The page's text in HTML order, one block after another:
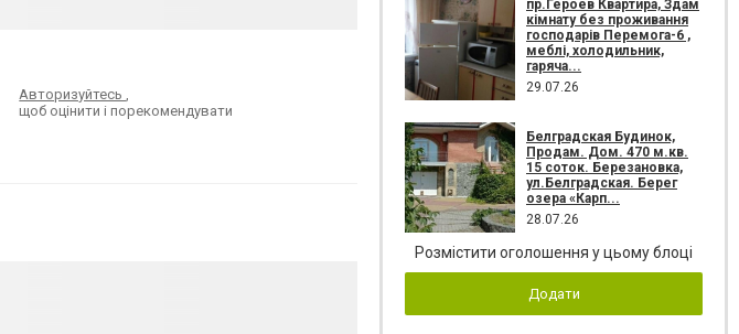
Авторизуйтесь,
щоб оцінити і порекомендувати
пр.Героев Квартира, Здам
кімнату без проживання
господарів Перемога-6 ,
меблі, холодильник,
гаряча...
29.07.26
Белградская Будинок,
Продам. Дом. 470 м.кв.
15 соток. Березановка,
ул.Белградская. Берег
озера «Карп...
28.07.26
Розмістити оголошення у цьому блоці
Додати